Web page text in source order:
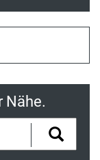
Nähe.